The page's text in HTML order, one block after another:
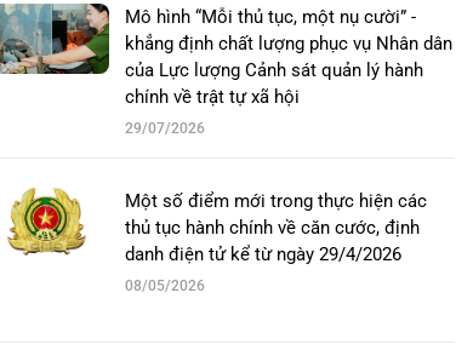
Mô hình “Mỗi thủ tục, một nụ cười” -
khẳng định chất lượng phục vụ Nhân dân
của Lực lượng Cảnh sát quản lý hành
chính về trật tự xã hội
29/07/2026
Một số điểm mới trong thực hiện các
thủ tục hành chính về căn cước, định
danh điện tử kể từ ngày 29/4/2026
08/05/2026